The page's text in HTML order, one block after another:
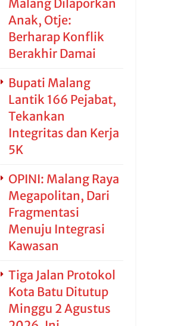
Malang Dilaporkan
Anak, Otje:
Berharap Konflik
Berakhir Damai
Bupati Malang
Lantik 166 Pejabat,
Tekankan
Integritas dan Kerja
5K
OPINI: Malang Raya
Megapolitan, Dari
Fragmentasi
Menuju Integrasi
Kawasan
Tiga Jalan Protokol
Kota Batu Ditutup
Minggu 2 Agustus